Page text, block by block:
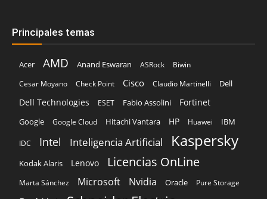
Principales temas
Acer AMD Anand Eswaran ASRock
Biwin
Cesar Moyano
Check Point Cisco Claudio Martinelli Dell
Dell Technologies ESET Fabio Assolini Fortinet
Google Google Cloud Hitachi Vantara HP Huawei IBM
IDC Intel Inteligencia Artificial Kaspersky
Kodak Alaris Lenovo Licencias OnLine
Marta Sánchez Microsoft Nvidia Oracle Pure Storage